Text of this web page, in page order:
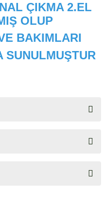
ÇIKMA 2.EL
OLUP
BAKIMLARI
SUNULMUŞTUR
siz yapın!